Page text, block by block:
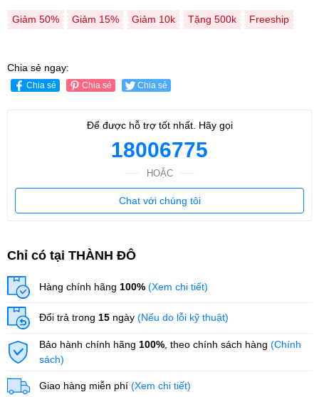
Giảm 50% Giảm 15% Giảm 10k Tặng 500k Freeship
Chia sẻ ngay:
Chia sẻ Chia sẻ Chia sẻ
Để được hỗ trợ tốt nhất. Hãy gọi
18006775
HOẶC
Chat với chúng tôi
Chỉ có tại THÀNH ĐÔ
Hàng chính hãng 100% (Xem chi tiết)
Đổi trả trong 15 ngày (Nếu do lỗi kỹ thuật)
Bảo hành chính hãng 100% , theo chính sách hàng (Chính
sách)
Giao hàng miễn phí (Xem chi tiết)